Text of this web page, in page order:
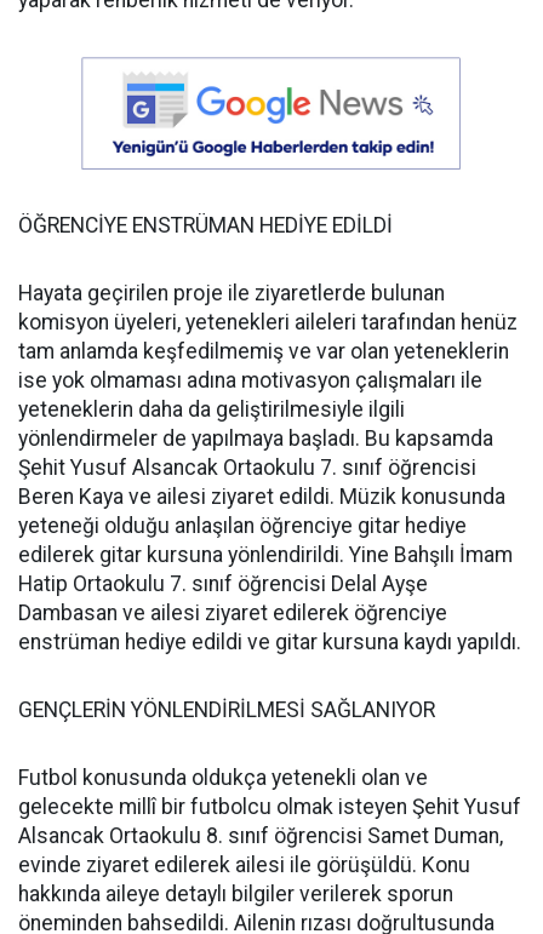
ÖĞRENCİYE ENSTRÜMAN HEDİYE EDİLDİ
Hayata geçirilen proje ile ziyaretlerde bulunan
komisyon üyeleri, yetenekleri aileleri tarafından henüz
tam anlamda keşfedilmemiş ve var olan yeteneklerin
ise yok olmaması adına motivasyon çalışmaları ile
yeteneklerin daha da geliştirilmesiyle ilgili
yönlendirmeler de yapılmaya başladı. Bu kapsamda
Şehit Yusuf Alsancak Ortaokulu 7. sınıf öğrencisi
Beren Kaya ve ailesi ziyaret edildi. Müzik konusunda
yeteneği olduğu anlaşılan öğrenciye gitar hediye
edilerek gitar kursuna yönlendirildi. Yine Bahşılı İmam
Hatip Ortaokulu 7. sınıf öğrencisi Delal Ayşe
Dambasan ve ailesi ziyaret edilerek öğrenciye
enstrüman hediye edildi ve gitar kursuna kaydı yapıldı.
GENÇLERİN YÖNLENDİRİLMESİ SAĞLANIYOR
Futbol konusunda oldukça yetenekli olan ve
gelecekte millî bir futbolcu olmak isteyen Şehit Yusuf
Alsancak Ortaokulu 8. sınıf öğrencisi Samet Duman,
evinde ziyaret edilerek ailesi ile görüşüldü. Konu
hakkında aileye detaylı bilgiler verilerek sporun
öneminden bahsedildi. Ailenin rızası doğrultusunda